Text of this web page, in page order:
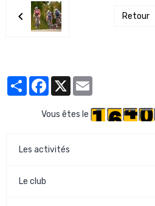
Retour
PartagerFacebook
X
Vous êtes le
Les activités
Le club